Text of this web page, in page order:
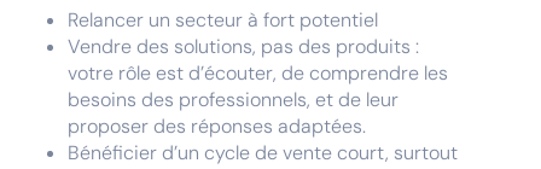
Relancer un secteur à fort potentiel
Vendre des solutions, pas des produits :
votre rôle est d’écouter, de comprendre les
besoins des professionnels, et de leur
proposer des réponses adaptées.
Bénéficier d’un cycle de vente court, surtout